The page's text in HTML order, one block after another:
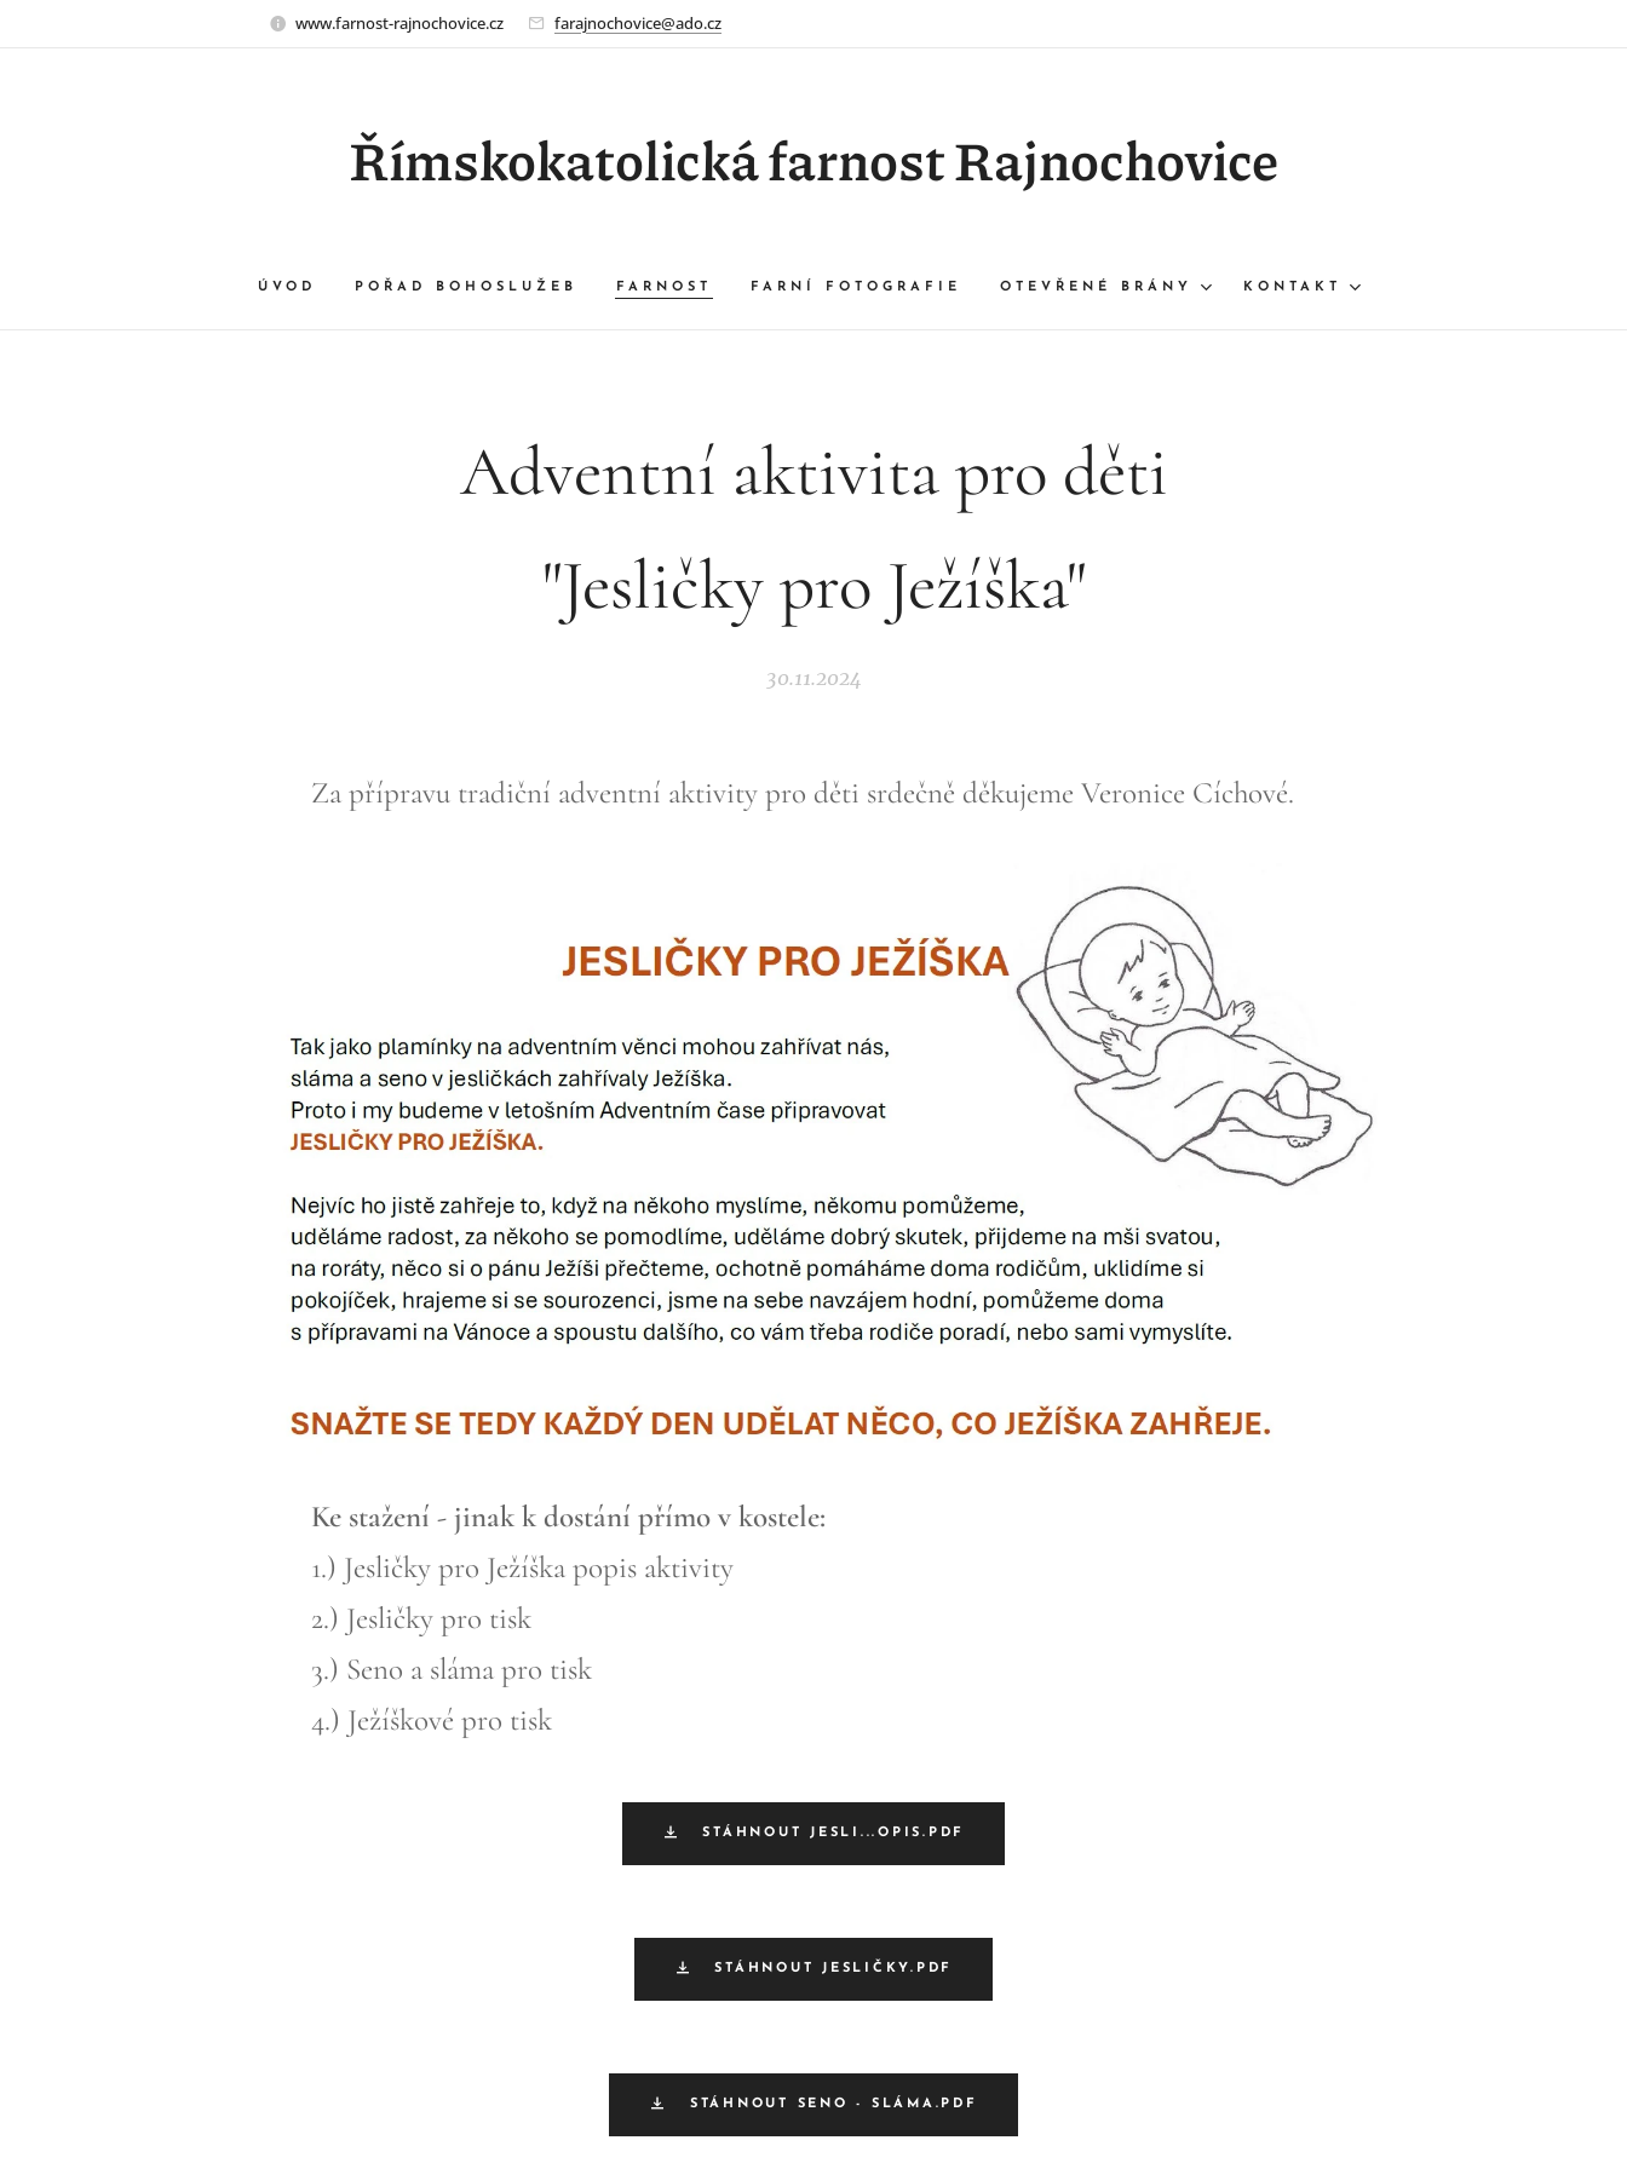
www.farnost-rajnochovice.cz farajnochovice@ado.cz
Římskokatolická farnost Rajnochovice
ÚVOD POŘAD BOHOSLUŽEB FARNOST FARNÍ FOTOGRAFIE OTEVŘENÉ BRÁNY KONTAKT
Adventní aktivita pro děti
"Jesličky pro Ježíška"
30.11.2024
Za přípravu tradiční adventní aktivity pro děti srdečně děkujeme Veronice Cíchové.
Ke stažení - jinak k dostání přímo v kostele:
1.) Jesličky pro Ježíška popis aktivity
2.) Jesličky pro tisk
3.) Seno a sláma pro tisk
4.) Ježíškové pro tisk
STÁHNOUT JESLI...OPIS.PDF
STÁHNOUT JESLIČKY.PDF
STÁHNOUT SENO - SLÁMA.PDF